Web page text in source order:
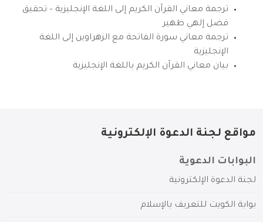
ترجمة معاني القرآن الكريم إلى اللغة الإنجليزية – تحقيق
فضل إلهي ظهير
ترجمة معاني سورة الفاتحة مع الزهراوين إلى اللغة
الإنجليزية
بيان معاني القرآن الكريم باللغة الإنجليزية
مواقع لجنة الدعوة الإلكترونية
البوابات الدعوية
لجنة الدعوة الإلكترونية
بوابة الكويت للتعريف بالإسلام